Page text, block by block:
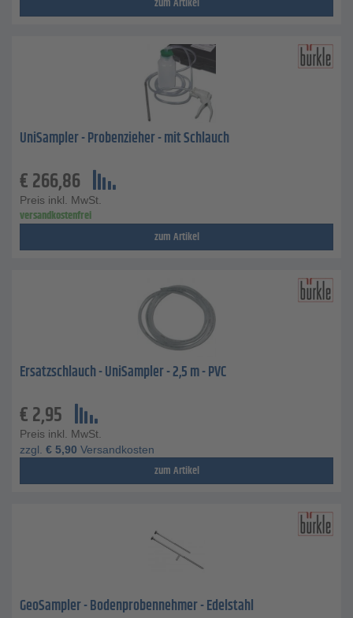
UniSampler - Probenzieher - mit Schlauch
€266,86
Preis inkl. MwSt.
versandkostenfrei
zum Artikel
Ersatzschlauch - UniSampler - 2,5 m - PVC
€2,95
Preis inkl. MwSt.
zzgl. € 5,90 Versandkosten
zum Artikel
GeoSampler - Bodenprobennehmer - Edelstahl